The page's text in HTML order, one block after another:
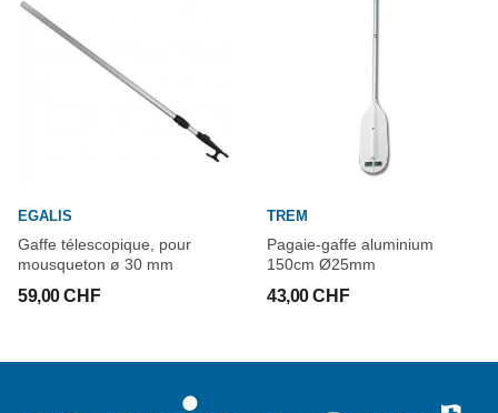
EGALIS
Gaffe télescopique, pour
mousqueton ø 30 mm
59,00 CHF
TREM
Pagaie-gaffe aluminium
150cm Ø25mm
43,00 CHF